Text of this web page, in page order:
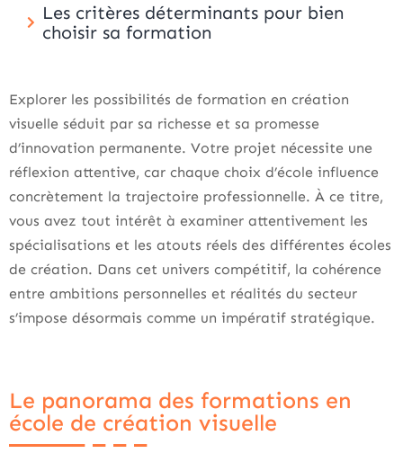
Les critères déterminants pour bien
choisir sa formation
Explorer les possibilités de formation en création
visuelle séduit par sa richesse et sa promesse
d’innovation permanente. Votre projet nécessite une
réflexion attentive, car chaque choix d’école influence
concrètement la trajectoire professionnelle. À ce titre,
vous avez tout intérêt à examiner attentivement les
spécialisations et les atouts réels des différentes écoles
de création. Dans cet univers compétitif, la cohérence
entre ambitions personnelles et réalités du secteur
s’impose désormais comme un impératif stratégique.
Le panorama des formations en
école de création visuelle